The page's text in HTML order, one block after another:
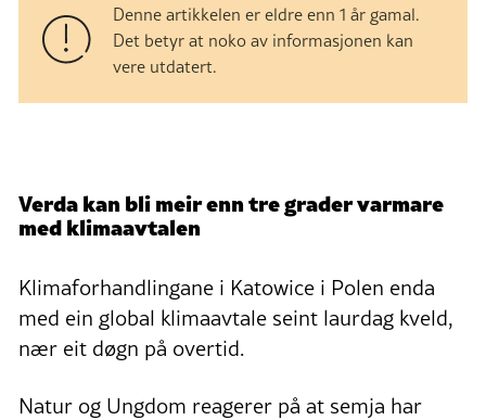
Denne artikkelen er eldre enn 1 år gamal.
Det betyr at noko av informasjonen kan
vere utdatert.
Verda kan bli meir enn tre grader varmare
med klimaavtalen
Klimaforhandlingane i Katowice i Polen enda
med ein global klimaavtale seint laurdag kveld,
nær eit døgn på overtid.
Natur og Ungdom reagerer på at semja har